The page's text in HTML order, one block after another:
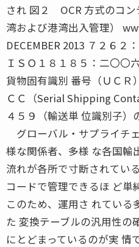
され 図２ OCR 方式のコ
湾および港湾出入管理）
DECEMBER 2013 ７２６２
ＩＳＯ１８１８５：二〇〇
貨物固有識別 番号（ＵＣＲ
ＣＣ（Serial Shipping
４５９（輸送単 位識別子）
グローバル・サプライチ
様な関係者、多様 な各国輸
流れが各所で寸断されてい
コードで管理できるほ ど単
このため、運用さ れている
た 変換テーブルの汎用性の
にとどまっているのが実 情